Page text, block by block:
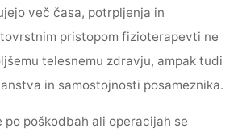
več časa, potrpljenja in
pristopom fizioterapevti ne
telesnemu zdravju, ampak tudi
in samostojnosti posameznika.
poškodbah ali operacijah se